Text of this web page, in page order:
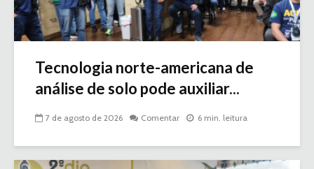
Tecnologia norte-americana de
análise de solo pode auxiliar...
7 de agosto de 2026 Comentar 6 min. leitura